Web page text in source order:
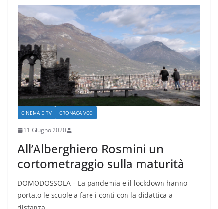
CINEMA E TV CRONACA VCO
11 Giugno 2020 .
All’Alberghiero Rosmini un
cortometraggio sulla maturità
DOMODOSSOLA – La pandemia e il lockdown hanno
portato le scuole a fare i conti con la didattica a